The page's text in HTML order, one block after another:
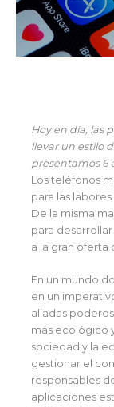
Hoy en día, las
llevar un estilo
presentamos 6
Los teléfonos
para las
De la misma
para
a la gran oferta
En un mundo
en un
aliadas
más ecológico
sociedad y la
gestionar el
responsables
aplicaciones